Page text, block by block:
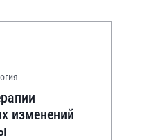
изменений